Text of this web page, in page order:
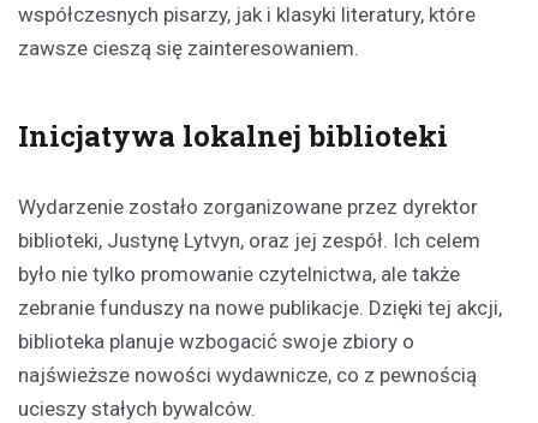
współczesnych pisarzy, jak i klasyki literatury, które
zawsze cieszą się zainteresowaniem.
Inicjatywa lokalnej biblioteki
Wydarzenie zostało zorganizowane przez dyrektor
biblioteki, Justynę Lytvyn, oraz jej zespół. Ich celem
było nie tylko promowanie czytelnictwa, ale także
zebranie funduszy na nowe publikacje. Dzięki tej akcji,
biblioteka planuje wzbogacić swoje zbiory o
najświeższe nowości wydawnicze, co z pewnością
ucieszy stałych bywalców.